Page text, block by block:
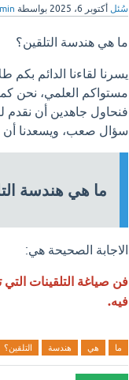
سُئل أكتوبر 6، 2025 بواسطة
ما هي هندسة التلقين؟
يسرنا لقاءنا الدائم
مستواكم العلمي، نحن
فنحاول جاهدين أن نقدم
سؤال صعب، ويسعدنا أن
ما هي هندسة
الاجابة الصحيحة هي:
فيه.
ما هي هندسة التلقين؟